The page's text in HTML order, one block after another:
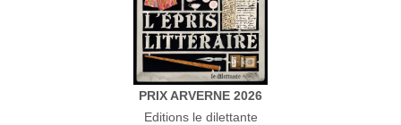
PRIX ARVERNE 2026
Editions le dilettante